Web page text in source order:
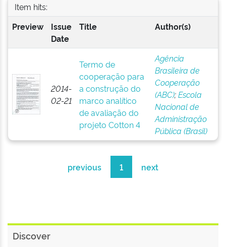
Item hits:
Preview
Issue
Date
Title Author(s)
2014-
02-21
Termo de
cooperação para
a construção do
marco analítico
de avaliação do
projeto Cotton 4
Agência
Brasileira de
Cooperação
(ABC);Escola
Nacional de
Administração
Pública (Brasil)
previous 1 next
Discover